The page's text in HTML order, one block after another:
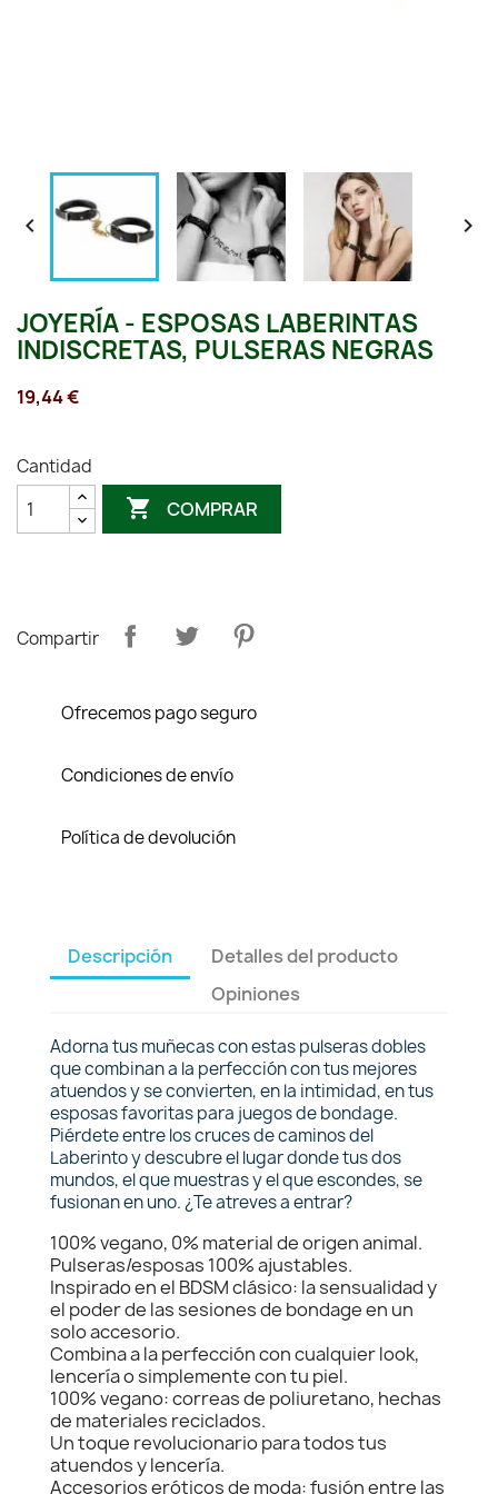
 
JOYERÍA - ESPOSAS LABERINTAS
INDISCRETAS, PULSERAS NEGRAS
19,44 €
Cantidad
 COMPRAR
Compartir
Ofrecemos pago seguro
Condiciones de envío
Política de devolución
Descripción
Detalles del producto
Opiniones
Adorna tus muñecas con estas pulseras dobles
que combinan a la perfección con tus mejores
atuendos y se convierten, en la intimidad, en tus
esposas favoritas para juegos de bondage.
Piérdete entre los cruces de caminos del
Laberinto y descubre el lugar donde tus dos
mundos, el que muestras y el que escondes, se
fusionan en uno. ¿Te atreves a entrar?
100% vegano, 0% material de origen animal.
Pulseras/esposas 100% ajustables.
Inspirado en el BDSM clásico: la sensualidad y
el poder de las sesiones de bondage en un
solo accesorio.
Combina a la perfección con cualquier look,
lencería o simplemente con tu piel.
100% vegano: correas de poliuretano, hechas
de materiales reciclados.
Un toque revolucionario para todos tus
atuendos y lencería.
Accesorios eróticos de moda: fusión entre las